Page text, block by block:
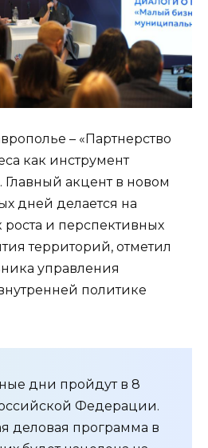
– «Партнерство
как инструмент
Главный акцент в новом
дней делается на
и перспективных
территорий, отметил
управления
политике
дни пройдут в 8
Федерации.
деловая программа в